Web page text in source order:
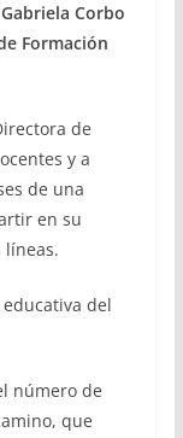
Gabriela Corbo
Formación
de
y a
de una
en su
líneas.
del
número de
que